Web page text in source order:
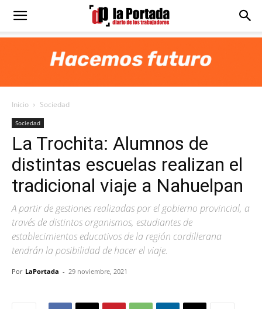
Diario
Portada
Inicio Sociedad
Sociedad
La Trochita: Alumnos de
distintas escuelas realizan el
tradicional viaje a Nahuelpan
A partir de gestiones realizadas por el gobierno provincial, a
través de distintos organismos, estudiantes de
establecimientos educativos de la región cordillerana
tendrán la posibilidad de hacer el viaje.
Por LaPortada - 29 noviembre, 2021